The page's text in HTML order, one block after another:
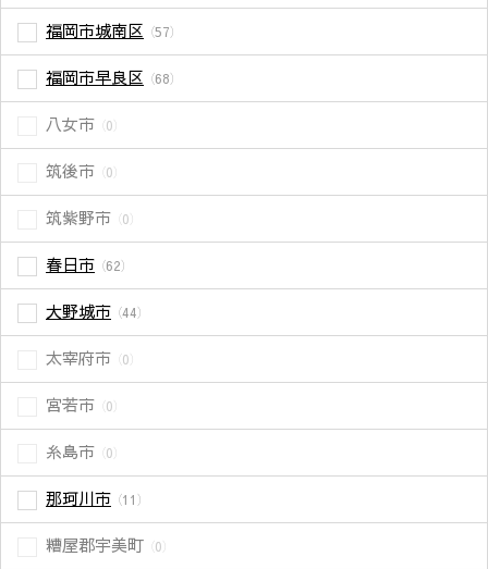
福岡市城南区 （57）
福岡市早良区 （68）
八女市 （0）
筑後市 （0）
筑紫野市 （0）
春日市 （62）
大野城市 （44）
太宰府市 （0）
宮若市 （0）
糸島市 （0）
那珂川市 （11）
糟屋郡宇美町 （0）